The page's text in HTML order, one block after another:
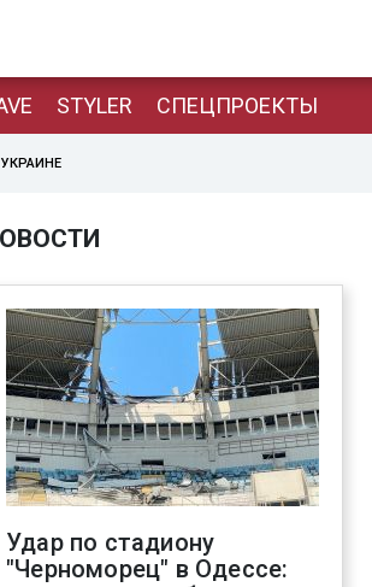
STYLER СПЕЦПРОЕКТЫ
Удар по стадиону
"Черноморец" в Одессе: